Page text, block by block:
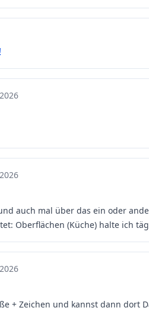
auch mal über das ein oder
Oberflächen (Küche) halte ich
+ Zeichen und kannst dann dort